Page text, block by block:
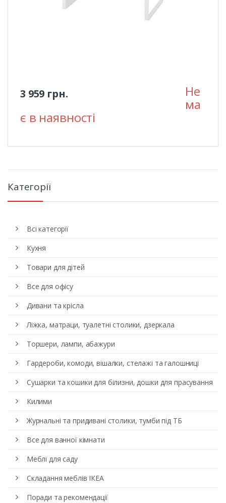
3 959 грн. Не
ма
є в наявності
Категорії
Всі категорії
Кухня
Товари для дітей
Все для офісу
Дивани та крісла
Ліжка, матраци, туалетні столики, дзеркала
Торшери, лампи, абажури
Гардероби, комоди, вішалки, стелажі та галошниці
Сушарки та кошики для білизни, дошки для прасування
Килими
Журнальні та придивані столики, тумби під ТБ
Все для ванної кімнати
Меблі для саду
Складання меблів ІКЕА
Поради та рекомендації